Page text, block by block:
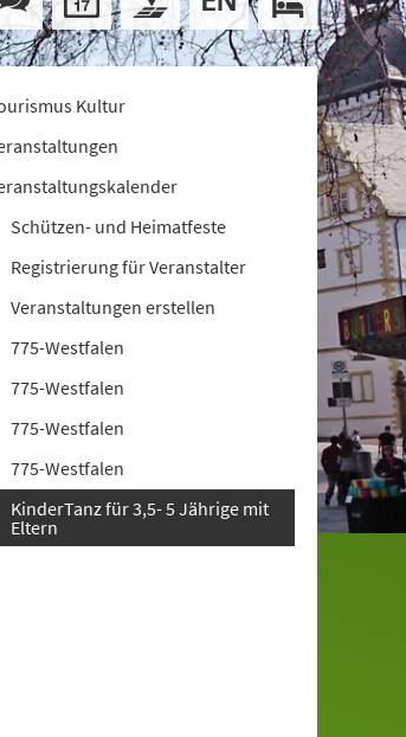
Kultur
Schützen- und Heimatfeste
Registrierung für Veranstalter
Veranstaltungen erstellen
775-Westfalen
775-Westfalen
775-Westfalen
775-Westfalen
KinderTanz für 3,5- 5 Jährige mit
Eltern